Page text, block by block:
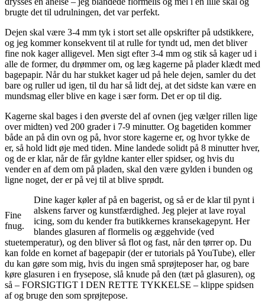
brugte det til udrulningen, det var perfekt.
Dejen skal være 3-4 mm tyk i stort set alle opskrifter på udstikkere,
og jeg kommer konsekvent til at rulle for tyndt ud, men det bliver
fine nok kager alligevel. Men sigt efter 3-4 mm og stik så kager ud i
alle de former, du drømmer om, og læg kagerne på plader klædt med
bagepapir. Når du har stukket kager ud på hele dejen, samler du det
bare og ruller ud igen, til du har så lidt dej, at det sidste kan være en
mundsmag eller blive en kage i sær form. Det er op til dig.
Kagerne skal bages i den øverste del af ovnen (jeg vælger rillen lige
over midten) ved 200 grader i 7-9 minutter. Og bagetiden kommer
både an på din ovn og på, hvor store kagerne er, og hvor tykke de
er, så hold lidt øje med tiden. Mine landede solidt på 8 minutter hver,
og de er klar, når de får gyldne kanter eller spidser, og hvis du
vender en af dem om på pladen, skal den være gylden i bunden og
ligne noget, der er på vej til at blive sprødt.
Fine
fnug.
Dine kager køler af på en bagerist, og så er de klar til pynt i
alskens farver og kunstfærdighed. Jeg plejer at lave royal
icing, som du kender fra butikkernes kransekagepynt. Her
blandes glasuren af flormelis og æggehvide (ved
stuetemperatur), og den bliver så flot og fast, når den tørrer op. Du
kan folde en kornet af bagepapir (der er tutorials på YouTube), eller
du kan gøre som mig, hvis du ingen små sprøjteposer har, og bare
køre glasuren i en frysepose, slå knude på den (tæt på glasuren), og
så – FORSIGTIGT I DEN RETTE TYKKELSE – klippe spidsen
af og bruge den som sprøjtepose.